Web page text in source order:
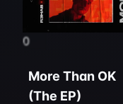
0
More Than OK
(The EP)